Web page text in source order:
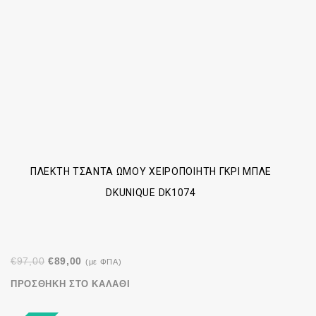
ΠΛΕΚΤΉ ΤΣΆΝΤΑ ΏΜΟΥ ΧΕΙΡΟΠΟΊΗΤΗ ΓΚΡΙ ΜΠΛΕ
DKUNIQUE DK1074
€97,00 Original
price
€97,00.
€89,00 Η
τρέχουσα
(με ΦΠΑ)
ΠΡΟΣΘΉΚΗ ΣΤΟ ΚΑΛΆΘΙ